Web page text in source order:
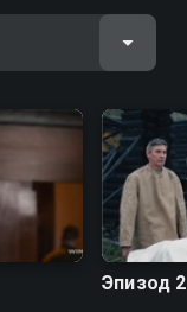
Эпизод 2